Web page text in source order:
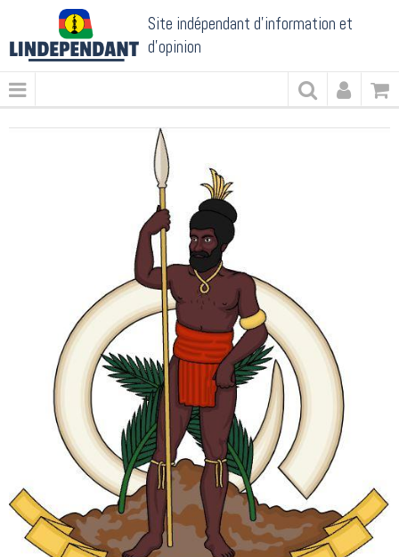
Site indépendant d'information et
d'opinion